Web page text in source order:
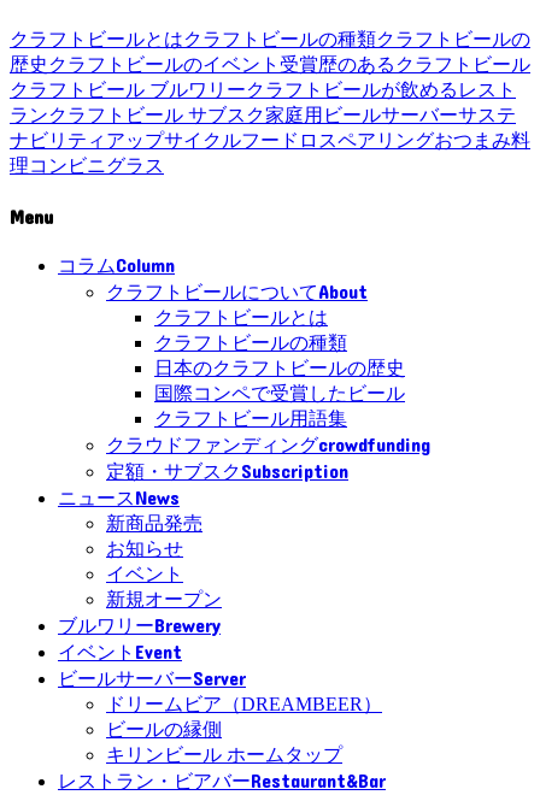
クラフトビールとはクラフトビールの種類クラフトビールの
歴史 クラフトビールのイベント 受賞歴のあるクラフトビール
クラフトビール ブルワリークラフトビールが飲めるレスト
ランクラフトビール サブスク家庭用ビールサーバーサステ
ナビリティ アップサイクルフードロスペアリングおつまみ料
理コンビニグラス
Menu
コラムColumn
クラフトビールについてAbout
クラフトビールとは
クラフトビールの種類
日本のクラフトビールの歴史
国際コンペで受賞したビール
クラフトビール用語集
クラウドファンディングcrowdfunding
定額・サブスクSubscription
ニュースNews
新商品発売
お知らせ
イベント
新規オープン
ブルワリーBrewery
イベント Event
ビールサーバーServer
ドリームビア（DREAMBEER）
ビールの縁側
キリンビール ホームタップ
レストラン・ビアバーRestaurant&Bar